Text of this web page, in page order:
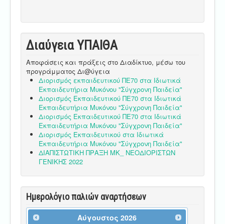
Διαύγεια ΥΠΑΙΘA
Αποφάσεις και πράξεις στο Διαδίκτυο, μέσω του
προγράμματος Δι@ύγεια
Διορισμός εκπαιδευτικού ΠΕ70 στα Ιδιωτικά
Εκπαιδευτήρια Μυκόνου "Σύγχρονη Παιδεία"
Διορισμός Εκπαιδευτικού ΠΕ70 στα Ιδιωτικά
Εκπαιδευτήρια Μυκόνου "Σύγχρονη Παιδεία"
Διορισμός Εκπαιδευτικού ΠΕ70 στα Ιδιωτικά
Εκπαιδευτήρια Μυκόνου "Σύγχρονη Παιδεία"
Διορισμός Εκπαιδευτικού στα Ιδιωτικά
Εκπαιδευτήρια Μυκόνου "Σύγχρονη Παιδεία"
ΔΙΑΠΙΣΤΩΤΙΚΗ ΠΡΑΞΗ ΜΚ_ ΝΕΟΔΙΟΡΙΣΤΩΝ
ΓΕΝΙΚΗΣ 2022
Ημερολόγιο παλιών αναρτήσεων
Αύγουστος 2026